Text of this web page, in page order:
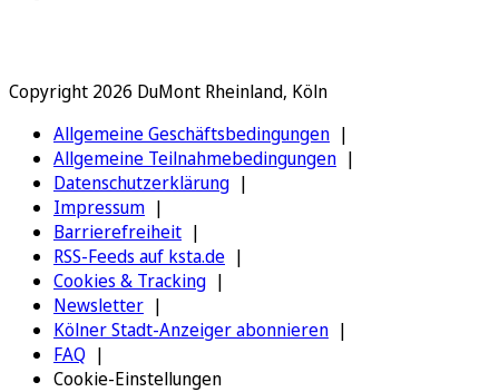
Copyright 2026 DuMont Rheinland, Köln
Allgemeine Geschäftsbedingungen
Allgemeine Teilnahmebedingungen
Datenschutzerklärung
Impressum
Barrierefreiheit
RSS-Feeds auf ksta.de
Cookies & Tracking
Newsletter
Kölner Stadt-Anzeiger abonnieren
FAQ
Cookie-Einstellungen